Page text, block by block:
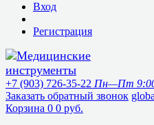
Вход
Регистрация
+7 (903) 726-35-22 Пн—Пт
Заказать обратный звонок
Корзина 0 0 руб.